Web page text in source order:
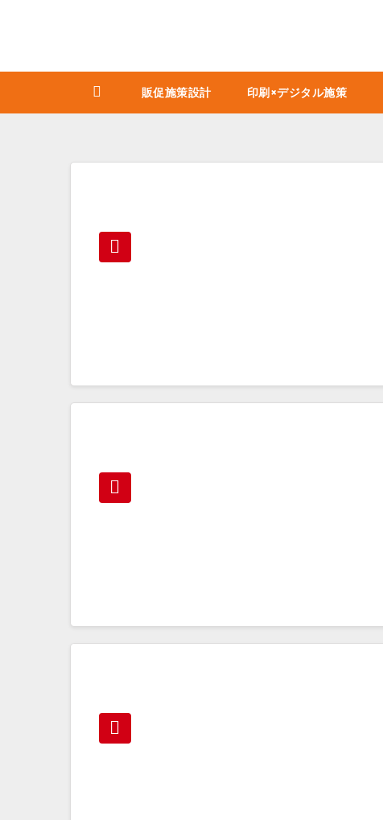
販促施策設計 印刷×デジタル施策